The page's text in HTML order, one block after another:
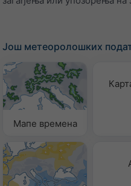
Још метеоролошких
Мапе времена